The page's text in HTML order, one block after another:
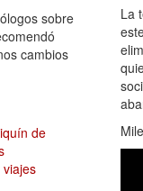
sobre
cambios
La